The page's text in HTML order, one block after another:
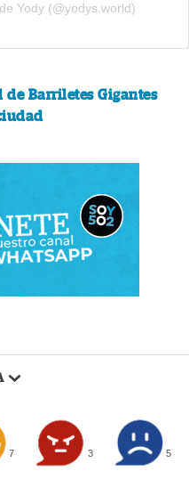
Yody (@yodys.world)
de Barriletes Gigantes
7 3 5